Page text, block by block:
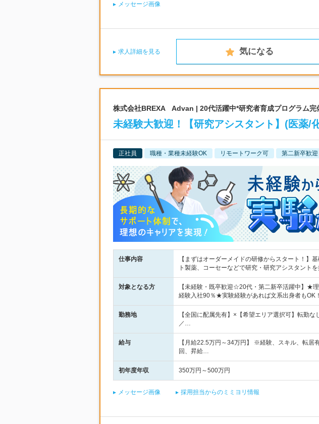
メッセージ画像
求人詳細を見る 気になる
株式会社BREXA Advan | 20代活躍中*研究者育成プログラム完
未経験大歓迎！【研究アシスタント】(医薬/
正社員 職種・業種未経験OK リモートワーク可 第二新卒歓迎
仕事内容
【まずはオーダーメイドの研修からスタート！】
ト製薬、コーセーなどで研究・研究アシスタントを
対象となる方
【未経験・既卒歓迎☆20代・第二新卒活躍中】★
経験入社90％★実験経験があれば文系出身者もOK！
勤務地
【全国に配属先有】×【希望エリア選択可】転勤
／…
給与
【月給22.5万円～34万円】 ※経験、スキル、転
回、昇給…
初年度年収 350万円～500万円
メッセージ画像 採用担当からのミミヨリ情報